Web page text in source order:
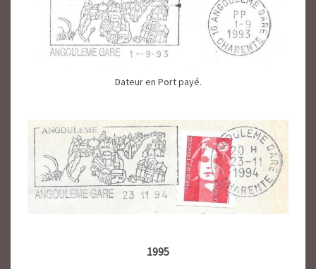
Dateur en Port payé.
1995